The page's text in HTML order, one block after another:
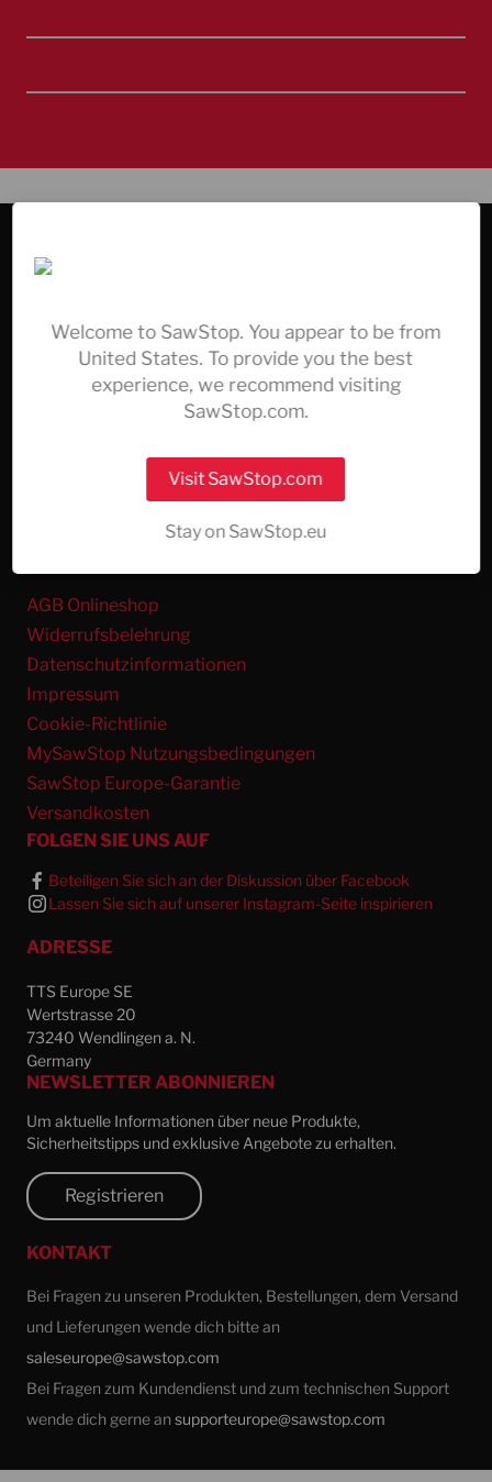
Warum SawStop
Über uns
Finde einen Händler in deiner Nähe
Experience Roadshow
Finger-Rettung melden
Meine Bestellung widerrufen
AGB Onlineshop
Widerrufsbelehrung
Datenschutzinformationen
Impressum
Cookie-Richtlinie
MySawStop Nutzungsbedingungen
SawStop Europe-Garantie
Versandkosten
FOLGEN SIE UNS AUF
Beteiligen Sie sich an der Diskussion über Facebook
Lassen Sie sich auf unserer Instagram-Seite inspirieren
ADRESSE
TTS Europe SE
Wertstrasse 20
73240 Wendlingen a. N.
Germany
NEWSLETTER ABONNIEREN
Um aktuelle Informationen über neue Produkte,
Sicherheitstipps und exklusive Angebote zu erhalten.
Registrieren
KONTAKT
Bei Fragen zu unseren Produkten, Bestellungen, dem Versand
und Lieferungen wende dich bitte an
saleseurope@sawstop.com
Bei Fragen zum Kundendienst und zum technischen Support
wende dich gerne an supporteurope@sawstop.com
Welcome to SawStop. You appear to be from
United States. To provide you the best
experience, we recommend visiting
SawStop.com.
Visit SawStop.com
Stay on SawStop.eu